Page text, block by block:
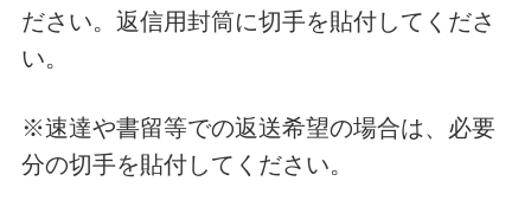
ださい。返信用封筒に切手を貼付してくださ
い。
※速達や書留等での返送希望の場合は、必要
分の切手を貼付してください。